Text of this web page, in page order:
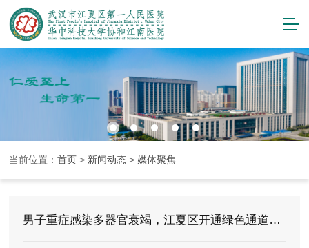
当前位置：首页 > 新闻动态 >媒体聚焦
男子重症感染多器官衰竭，江夏区开通绿色通道全力抢救